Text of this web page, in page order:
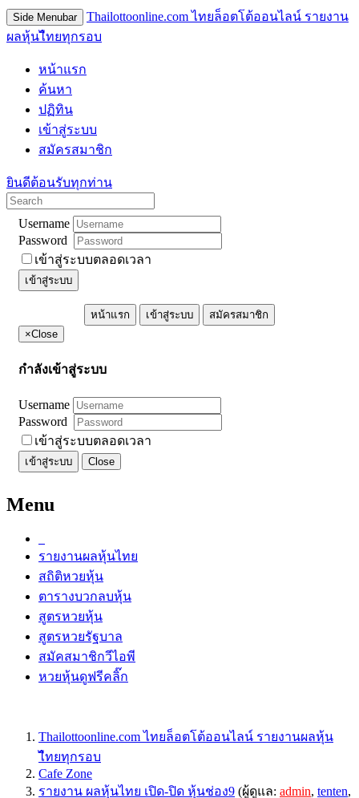
Side Menubar
Thailottoonline.com ไทยล็อตโต้ออนไลน์ รายงาน
ผลหุ้นไืทยทุกรอบ
หน้าแรก
ค้นหา
ปฏิทิน
เข้าสู่ระบบ
สมัครสมาชิก
ยินดีต้อนรับทุกท่าน
Username
Password
เข้าสู่ระบบตลอดเวลา
เข้าสู่ระบบ
หน้าแรก เข้าสู่ระบบ
สมัครสมาชิก
×Close
กำลังเข้าสู่ระบบ
Username
Password
เข้าสู่ระบบตลอดเวลา
เข้าสู่ระบบ Close
Menu
รายงานผลหุ้นไทย
สถิติหวยหุ้น
ตารางบวกลบหุ้น
สูตรหวยหุ้น
สูตรหวยรัฐบาล
สมัคสมาชิกวีไอพี
หวยหุ้นดูฟรีคลิ๊ก
Thailottoonline.com ไทยล็อตโต้ออนไลน์ รายงานผลหุ้น
ไืทยทุกรอบ
Cafe Zone
รายงาน ผลหุ้นไทย เปิด-ปิด หุ้นช่อง9 (ผู้ดูแล: admin, tenten,